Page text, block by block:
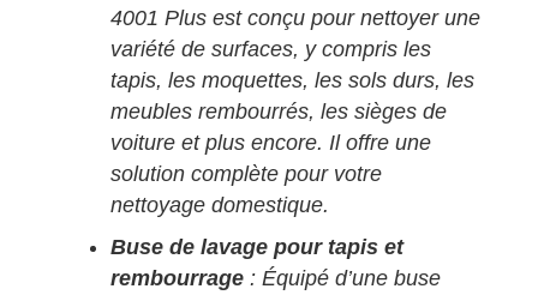
4001 Plus est conçu pour nettoyer une
variété de surfaces, y compris les
tapis, les moquettes, les sols durs, les
meubles rembourrés, les sièges de
voiture et plus encore. Il offre une
solution complète pour votre
nettoyage domestique.
Buse de lavage pour tapis et
rembourrage : Équipé d’une buse